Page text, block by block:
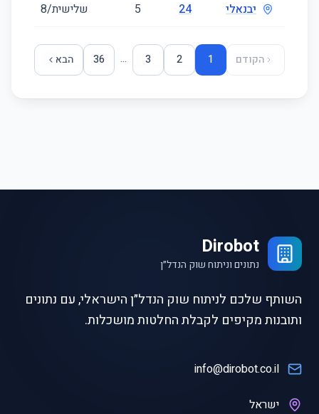
יבנאלי 24
5 שלישית/8
הקודם 1
2
3
...
36 הבא
Dirobot
נתונים וניתוח שוק הנדל״ן
השותף שלכם לניתוח שוק הנדל״ן הישראלי, עם נתונים
ותובנות מקיפים לקבלת החלטות מושכלות.
info@dirobot.co.il
ישראל